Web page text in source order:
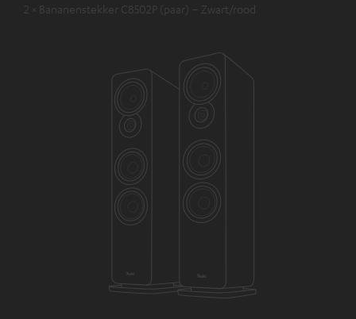
2 × Bananenstekker C8502P (paar) – Zwart/rood